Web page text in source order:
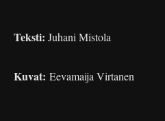
Teksti: Juhani Mistola
Kuvat: Eevamaija Virtanen